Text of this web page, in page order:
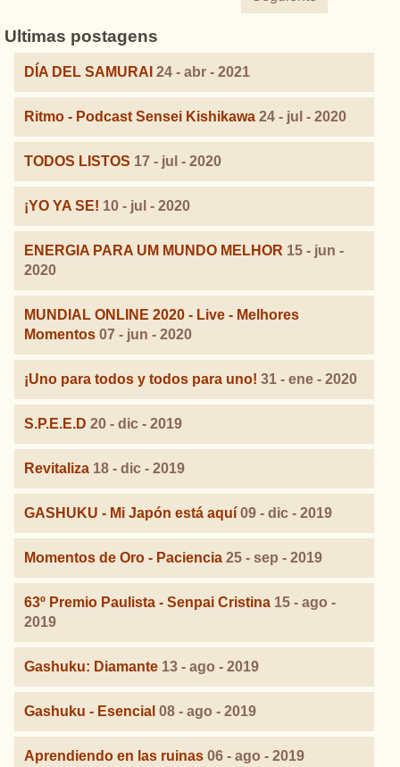
Ultimas postagens
DÍA DEL SAMURAI 24 - abr - 2021
Ritmo - Podcast Sensei Kishikawa 24 - jul - 2020
TODOS LISTOS 17 - jul - 2020
¡YO YA SE! 10 - jul - 2020
ENERGIA PARA UM MUNDO MELHOR 15 - jun -
2020
MUNDIAL ONLINE 2020 - Live - Melhores
Momentos 07 - jun - 2020
¡Uno para todos y todos para uno! 31 - ene - 2020
S.P.E.E.D 20 - dic - 2019
Revitaliza 18 - dic - 2019
GASHUKU - Mi Japón está aquí 09 - dic - 2019
Momentos de Oro - Paciencia 25 - sep - 2019
63º Premio Paulista - Senpai Cristina 15 - ago -
2019
Gashuku: Diamante 13 - ago - 2019
Gashuku - Esencial 08 - ago - 2019
Aprendiendo en las ruinas 06 - ago - 2019